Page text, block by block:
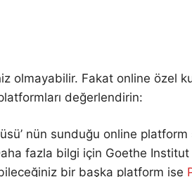
olmayabilir. Fakat online özel
değerlendirin:
nün sunduğu online
fazla bilgi için Goethe Institut
bir başka platform ise